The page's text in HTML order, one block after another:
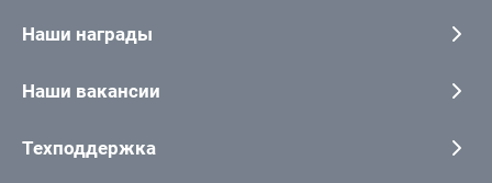
Наши награды
Наши вакансии
Техподдержка